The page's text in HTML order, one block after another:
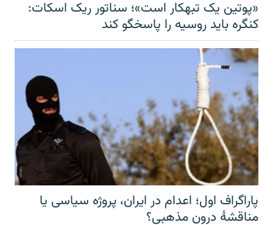
«پوتین یک تبهکار است»؛ سناتور ریک اسکات:
کنگره باید روسیه را پاسخگو کند
پاراگراف اول؛ اعدام در ایران، پروژه سیاسی یا
مناقشهٔ درون مذهبی؟